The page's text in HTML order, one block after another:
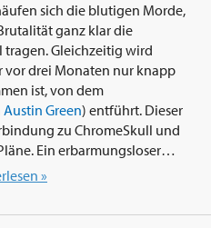
sich die blutigen Morde,
ganz klar die
tragen. Gleichzeitig wird
vor drei Monaten nur knapp
ist, von dem
Austin Green) entführt. Dieser
zu ChromeSkull und
Ein erbarmungsloser
während die Zahl der
»